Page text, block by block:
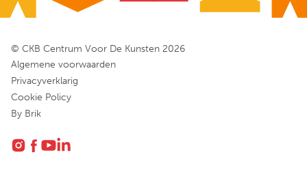
© CKB Centrum Voor De Kunsten 2026
Algemene voorwaarden
Privacyverklarig
Cookie Policy
By Brik